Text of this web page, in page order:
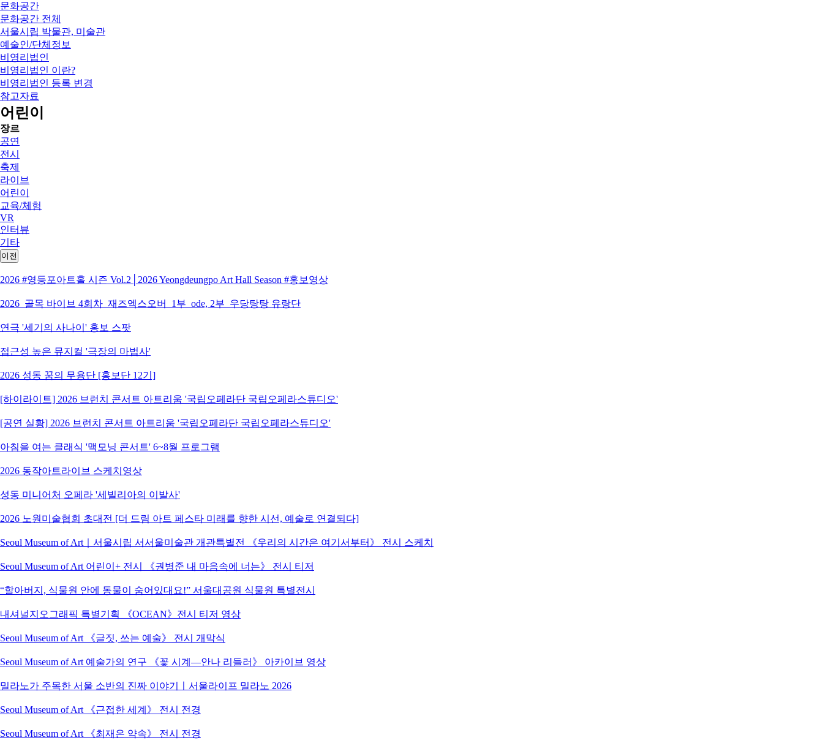
문화공간
문화공간 전체
서울시립 박물관, 미술관
예술인/단체정보
비영리법인
비영리법인 이란?
비영리법인 등록 변경
참고자료
어린이
장르
공연
전시
축제
라이브
어린이
교육/체험
VR
인터뷰
기타
이전
2026 #영등포아트홀 시즌 Vol.2│2026 Yeongdeungpo Art Hall Season #홍보영상
2026_골목 바이브 4회차_재즈엑스오버_1부_ode, 2부_우당탕탕 유랑단
연극 '세기의 사나이' 홍보 스팟
접근성 높은 뮤지컬 '극장의 마법사'
2026 성동 꿈의 무용단 [홍보단 12기]
[하이라이트] 2026 브런치 콘서트 아트리움 '국립오페라단 국립오페라스튜디오'
[공연 실황] 2026 브런치 콘서트 아트리움 '국립오페라단 국립오페라스튜디오'
아침을 여는 클래식 '맥모닝 콘서트' 6~8월 프로그램
2026 동작아트라이브 스케치영상
성동 미니어처 오페라 '세빌리아의 이발사'
2026 노원미술협회 초대전 [더 드림 아트 페스타 미래를 향한 시선, 예술로 연결되다]
Seoul Museum of Art｜서울시립 서서울미술관 개관특별전 《우리의 시간은 여기서부터》 전시 스케치
Seoul Museum of Art 어린이+ 전시 《권병준 내 마음속에 너는》 전시 티저
“할아버지, 식물원 안에 동물이 숨어있대요!” 서울대공원 식물원 특별전시
내셔널지오그래픽 특별기획 《OCEAN》전시 티저 영상
Seoul Museum of Art 《글짓, 쓰는 예술》 전시 개막식
Seoul Museum of Art 예술가의 연구 《꽃 시계―안나 리들러》 아카이브 영상
밀라노가 주목한 서울 소반의 진짜 이야기ㅣ서울라이프 밀라노 2026
Seoul Museum of Art 《근접한 세계》 전시 전경
Seoul Museum of Art 《최재은 약속》 전시 전경